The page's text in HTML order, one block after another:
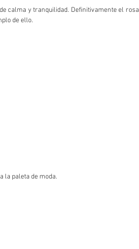
calma y tranquilidad. Definitivamente el rosa
de ello.
la paleta de moda.